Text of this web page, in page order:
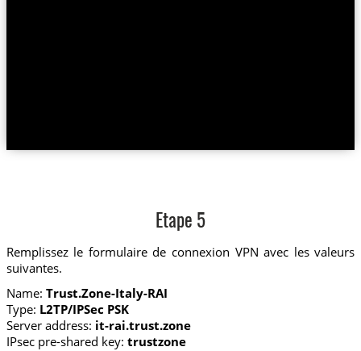
Etape 5
Remplissez le formulaire de connexion VPN avec les valeurs
suivantes.
Name: Trust.Zone-Italy-RAI
Type: L2TP/IPSec PSK
Server address: it-rai.trust.zone
IPsec pre-shared key: trustzone